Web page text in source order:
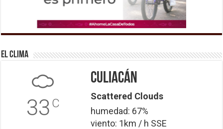
El Clima
33 C
Culiacán
Scattered Clouds
humedad: 67%
viento: 1km / h SSE